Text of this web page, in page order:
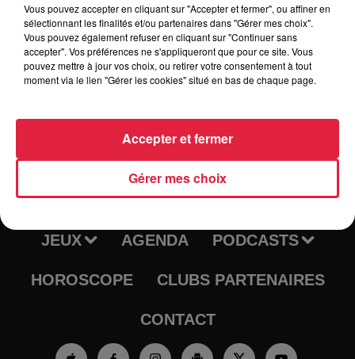
RADIO INFOS
TRAQUEURS D'EMPLOI CASTING
JEUX AGENDA PODCASTS
HOROSCOPE CLUBS PARTENAIRES
CONTACT
Vous pouvez accepter en cliquant sur "Accepter et fermer", ou affiner en
sélectionnant les finalités et/ou partenaires dans "Gérer mes choix".
Vous pouvez également refuser en cliquant sur "Continuer sans
accepter". Vos préférences ne s'appliqueront que pour ce site. Vous
pouvez mettre à jour vos choix, ou retirer votre consentement à tout
moment via le lien "Gérer les cookies" situé en bas de chaque page.
Gérer mes choix
Accepter et fermer